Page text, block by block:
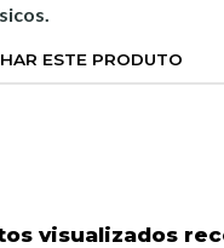
ESTE PRODUTO
visualizados